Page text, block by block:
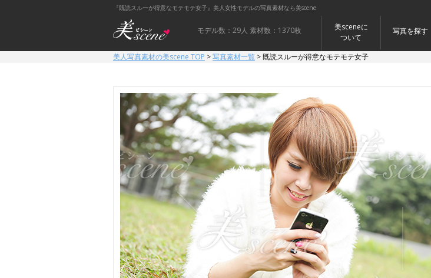
『既読スルーが得意なモテモテ女子』美人女性モデルの写真素材なら美scene
モデル数：29人 素材数：1370枚
美sceneに
ついて
写真を探す
美人写真素材の美scene TOP >写真素材一覧 >既読スルーが得意なモテモテ女子